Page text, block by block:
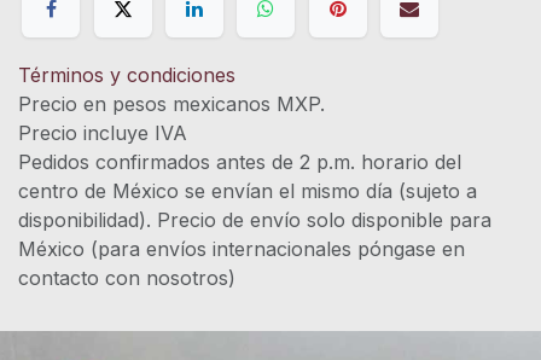
Términos y condiciones
Precio en pesos mexicanos MXP.
Precio incluye IVA
Pedidos confirmados antes de 2 p.m. horario del
centro de México se envían el mismo día (sujeto a
disponibilidad). Precio de envío solo disponible para
México (para envíos internacionales póngase en
contacto con nosotros)